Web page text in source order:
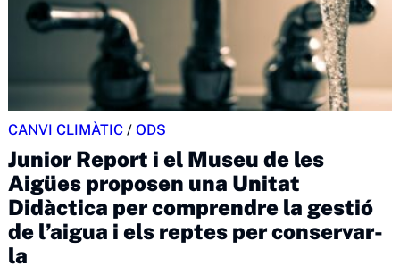
CANVI CLIMÀTIC / ODS
Junior Report i el Museu de les
Aigües proposen una Unitat
Didàctica per comprendre la gestió
de l’aigua i els reptes per conservar-
la